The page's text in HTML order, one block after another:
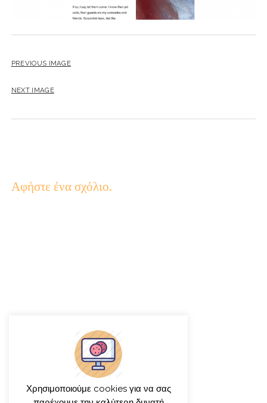
PREVIOUS IMAGE
NEXT IMAGE
Αφήστε ένα σχόλιο.
Χρησιμοποιούμε cookies για να σας